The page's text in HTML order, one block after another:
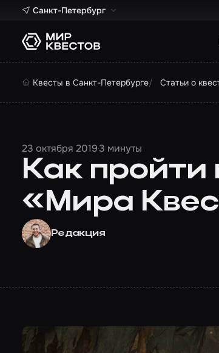
Санкт-Петербург
Квесты в Санкт-Петербурге Статьи о
23 октября 20193 минуты
Как
«Мира
Редакция